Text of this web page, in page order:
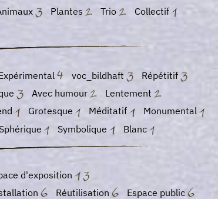
Plantes Trio
Collectif
voc_bildhaft
Répétitif
Avec humour
Lentement
Grotesque Méditatif
Monumental
Symbolique Blanc
d'exposition
Réutilisation
Espace public